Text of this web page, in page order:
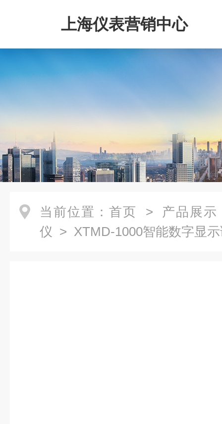
上海仪表营销中心
当前位置： 首页 > 产品展示
仪 > XTMD-1000智能数字显